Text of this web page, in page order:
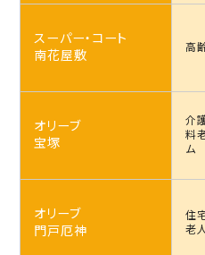
スーパー・コート
南花屋敷
高
オリーブ
宝塚
介
料
ム
オリーブ
門戸厄神
住
老